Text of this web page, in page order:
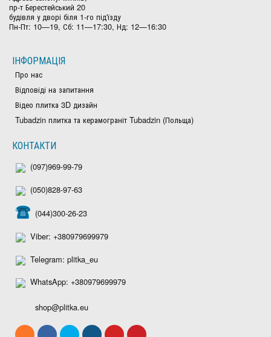
пр-т Берестейський 20
будівля у дворі біля 1-го під'їзду
Пн-Пт: 10—19, Сб: 11—17:30, Нд: 12—16:30
ІНФОРМАЦІЯ
Про нас
Відповіді на запитання
Відео плитка 3D дизайн
Tubadzin плитка та керамограніт Tubadzin (Польща)
КОНТАКТИ
(097)969-99-79
(050)828-97-63
(044)300-26-23
Viber: +380979699979
Telegram: plitka_eu
WhatsApp: +380979699979
shop@plitka.eu